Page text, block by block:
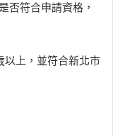
否符合申請資格，
以上，並符合新北市